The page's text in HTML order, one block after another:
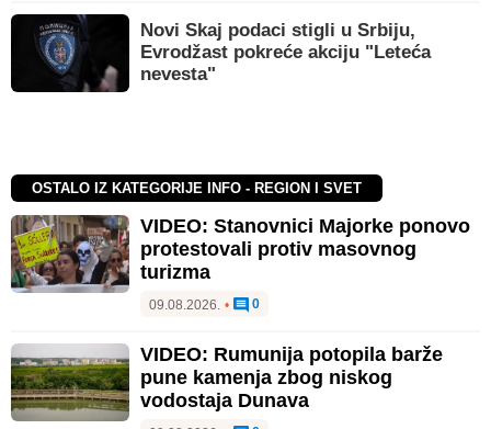
Novi Skaj podaci stigli u Srbiju,
Evrodžast pokreće akciju "Leteća
nevesta"
OSTALO IZ KATEGORIJE INFO - REGION I SVET
VIDEO: Stanovnici Majorke ponovo
protestovali protiv masovnog
turizma
09.08.2026. • 0
VIDEO: Rumunija potopila barže
pune kamenja zbog niskog
vodostaja Dunava